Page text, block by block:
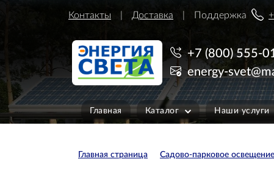
Контакты Доставка Поддержка
+7 (800) 555-
energy-
Главная Каталог Наши услуги
Главная страница Садово-парковое освещение